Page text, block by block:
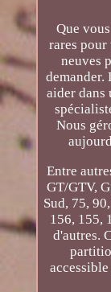
Que
rares pour
neuves
demander.
aider dans
Nous
Entre
GT/GTV,
Sud, 75,
156, 155,
d'autres.